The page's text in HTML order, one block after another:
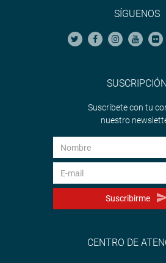
SÍGUENOS
SUSCRIPCIÓN
Suscríbete con tu
nuestro
Suscribirme
CENTRO DE